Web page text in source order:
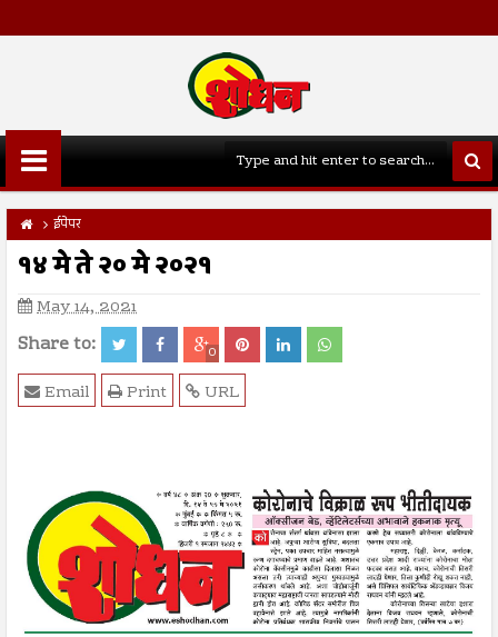
ईपेपर
१४ मे ते २० मे २०२१
May 14, 2021
Share to: 0
URL
Print
Email